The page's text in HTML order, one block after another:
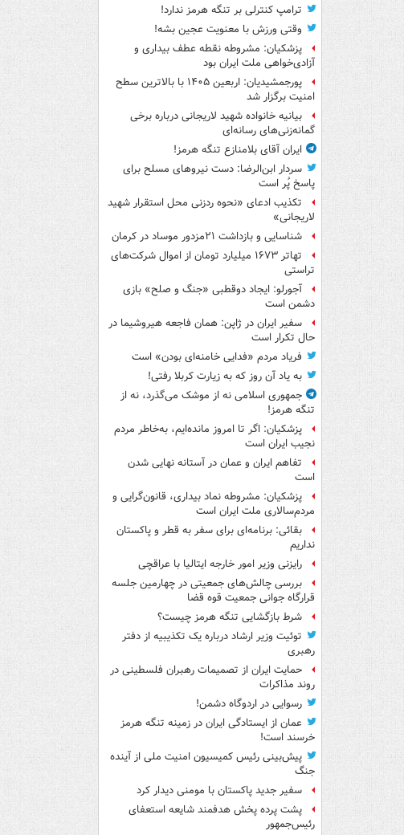
ترامپ کنترلی بر تنگه هرمز ندارد!
وقتی ورزش با معنویت عجین بشه!
پزشکیان: مشروطه نقطه عطف بیداری و
آزادی‌خواهی ملت ایران بود
پورجمشیدیان: اربعین ۱۴۰۵ با بالاترین سطح
امنیت برگزار شد
بیانیه خانواده شهید لاریجانی درباره برخی
گمانه‌زنی‌های رسانه‌ای
ایران آقای بلامنازع تنگه هرمز!
سردار ابن‌الرضا: دست نیروهای مسلح برای
پاسخ پُر است
تکذیب ادعای «نحوه ردزنی محل استقرار شهید
لاریجانی»
شناسایی و بازداشت ۲۱مزدور موساد در کرمان
تهاتر ۱۶۷۳ میلیارد تومان از اموال شرکت‌های
تراستی
آجورلو: ایجاد دوقطبی «جنگ و صلح‌» بازی
دشمن است
سفیر ایران در ژاپن: همان فاجعه هیروشیما در
حال تکرار است
فریاد مردم «فدایی خامنه‌ای بودن» است
به یاد آن روز که به زیارت کربلا رفتی!
جمهوری اسلامی نه از موشک می‌گذرد، نه از
تنگه هرمز!
پزشکیان: اگر تا امروز مانده‌ایم، به‌خاطر مردم
نجیب ایران است
تفاهم ایران و عمان در آستانه نهایی شدن
است
پزشکیان: مشروطه نماد بیداری، قانون‌گرایی و
مردم‌سالاری ملت ایران است
بقائی: برنامه‌ای برای سفر به قطر و پاکستان
نداریم
رایزنی وزیر امور خارجه ایتالیا با عراقچی
بررسی چالش‌های جمعیتی در چهارمین جلسه
قرارگاه جوانی جمعیت قوه قضا
شرط بازگشایی تنگه هرمز چیست؟
توئیت وزیر ارشاد درباره یک تکذیبیه از دفتر
رهبری
حمایت ایران از تصمیمات رهبران فلسطینی در
روند مذاکرات
رسوایی در اردوگاه دشمن!
عمان از ایستادگی ایران در زمینه تنگه هرمز
خرسند است!
پیش‌بینی رئیس کمیسیون امنیت ملی از آینده
جنگ
سفیر جدید پاکستان با مومنی دیدار کرد
پشت پرده پخش هدفمند شایعه استعفای
رئیس‌جمهور